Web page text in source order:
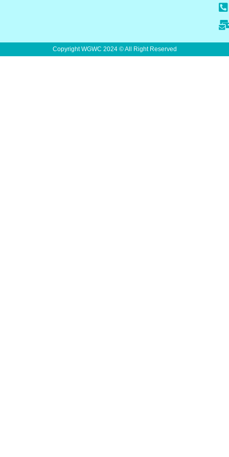
Copyright WGWC 2024 © All Right Reserved